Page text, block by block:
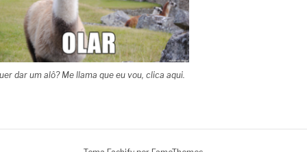
dar um alô? Me llama que eu vou, clica aqui.